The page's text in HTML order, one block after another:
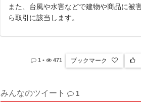
また、台風や水害などで建物や商品に被
ら取引に該当します。
1 • 471 ブックマーク
みんなのツイート 1